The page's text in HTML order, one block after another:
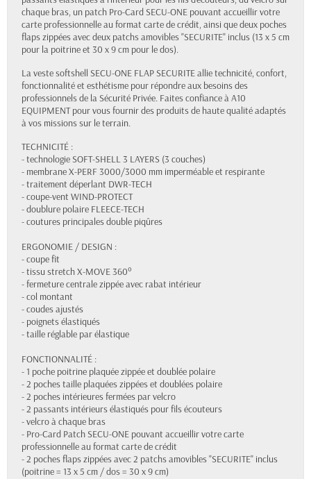
chaque bras, un patch Pro-Card SECU-ONE pouvant accueillir votre
carte professionnelle au format carte de crédit, ainsi que deux poches
flaps zippées avec deux patchs amovibles "SECURITE" inclus (13 x 5 cm
pour la poitrine et 30 x 9 cm pour le dos).
La veste softshell SECU-ONE FLAP SECURITE allie technicité, confort,
fonctionnalité et esthétisme pour répondre aux besoins des
professionnels de la Sécurité Privée. Faites confiance à A10
EQUIPMENT pour vous fournir des produits de haute qualité adaptés
à vos missions sur le terrain.
TECHNICITÉ :
- technologie SOFT-SHELL 3 LAYERS (3 couches)
- membrane X-PERF 3000/3000 mm imperméable et respirante
- traitement déperlant DWR-TECH
- coupe-vent WIND-PROTECT
- doublure polaire FLEECE-TECH
- coutures principales double piqûres
ERGONOMIE / DESIGN :
- coupe fit
- tissu stretch X-MOVE 360°
- fermeture centrale zippée avec rabat intérieur
- col montant
- coudes ajustés
- poignets élastiqués
- taille réglable par élastique
FONCTIONNALITÉ :
- 1 poche poitrine plaquée zippée et doublée polaire
- 2 poches taille plaquées zippées et doublées polaire
- 2 poches intérieures fermées par velcro
- 2 passants intérieurs élastiqués pour fils écouteurs
- velcro à chaque bras
- Pro-Card Patch SECU-ONE pouvant accueillir votre carte
professionnelle au format carte de crédit
- 2 poches flaps zippées avec 2 patchs amovibles "SECURITE" inclus
(poitrine = 13 x 5 cm / dos = 30 x 9 cm)